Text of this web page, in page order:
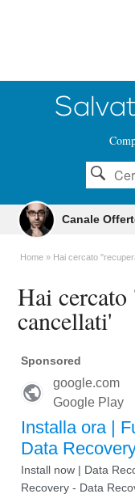
Canale
Home Hai cercato
Hai
cancellati'